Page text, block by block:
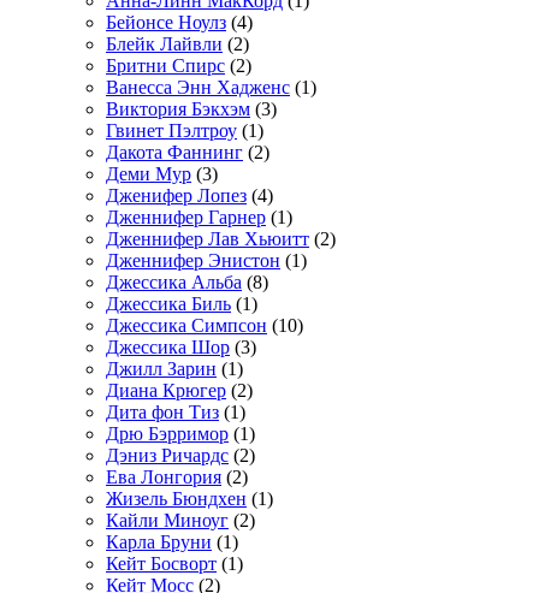
Бейонсе Ноулз (4)
Блейк Лайвли (2)
Бритни Спирс (2)
Ванесса Энн Хадженс (1)
Виктория Бэкхэм (3)
Гвинет Пэлтроу (1)
Дакота Фаннинг (2)
Деми Мур (3)
Дженифер Лопез (4)
Дженнифер Гарнер (1)
Дженнифер Лав Хьюитт (2)
Дженнифер Энистон (1)
Джессика Альба (8)
Джессика Биль (1)
Джессика Симпсон (10)
Джессика Шор (3)
Джилл Зарин (1)
Диана Крюгер (2)
Дита фон Тиз (1)
Дрю Бэрримор (1)
Дэниз Ричардс (2)
Ева Лонгория (2)
Жизель Бюндхен (1)
Кайли Миноуг (2)
Карла Бруни (1)
Кейт Босворт (1)
Кейт Мосс (2)